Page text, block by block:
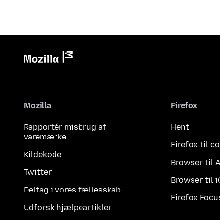
Mozilla
Rapportér misbrug af
varemærke
Kildekode
Twitter
Deltag i vores fællesskab
Udforsk hjælpeartikler
Firefox
Hent
Firefox til
Browser til
Browser til
Firefox